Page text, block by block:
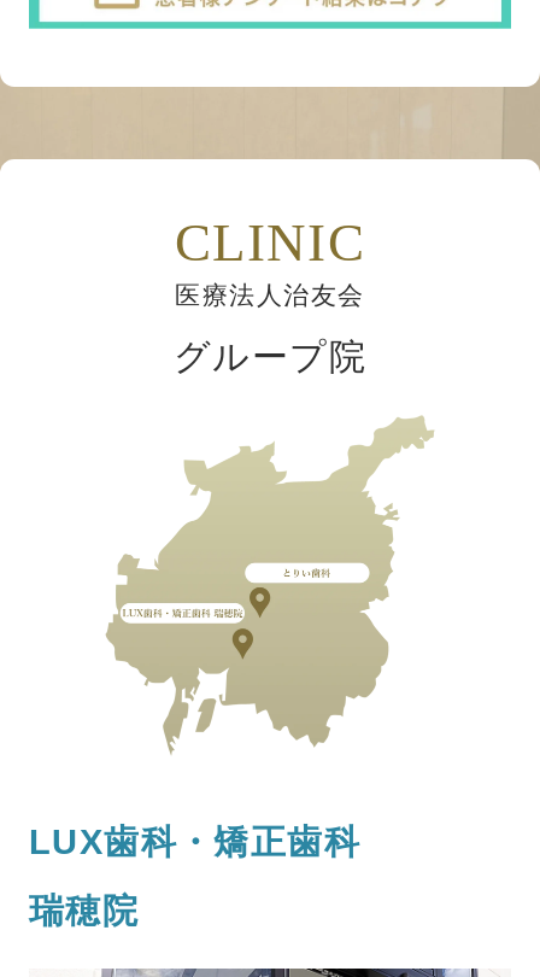
CLINIC
医療法人治友会
グループ院
LUX歯科・矯正歯科
瑞穂院